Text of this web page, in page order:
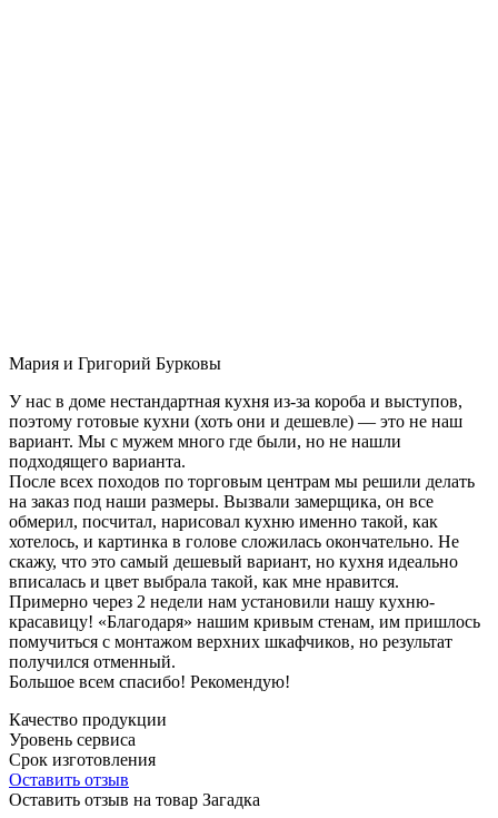
Мария и Григорий Бурковы
У нас в доме нестандартная кухня из-за короба и выступов,
поэтому готовые кухни (хоть они и дешевле) — это не наш
вариант. Мы с мужем много где были, но не нашли
подходящего варианта.
После всех походов по торговым центрам мы решили делать
на заказ под наши размеры. Вызвали замерщика, он все
обмерил, посчитал, нарисовал кухню именно такой, как
хотелось, и картинка в голове сложилась окончательно. Не
скажу, что это самый дешевый вариант, но кухня идеально
вписалась и цвет выбрала такой, как мне нравится.
Примерно через 2 недели нам установили нашу кухню-
красавицу! «Благодаря» нашим кривым стенам, им пришлось
помучиться с монтажом верхних шкафчиков, но результат
получился отменный.
Большое всем спасибо! Рекомендую!
Качество продукции
Уровень сервиса
Срок изготовления
Оставить отзыв
Оставить отзыв на товар Загадка